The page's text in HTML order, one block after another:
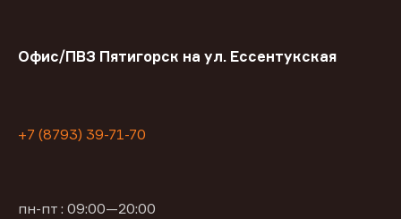
Офис/ПВЗ Пятигорск на ул. Ессентукская
+7 (8793) 39-71-70
пн-пт : 09:00—20:00